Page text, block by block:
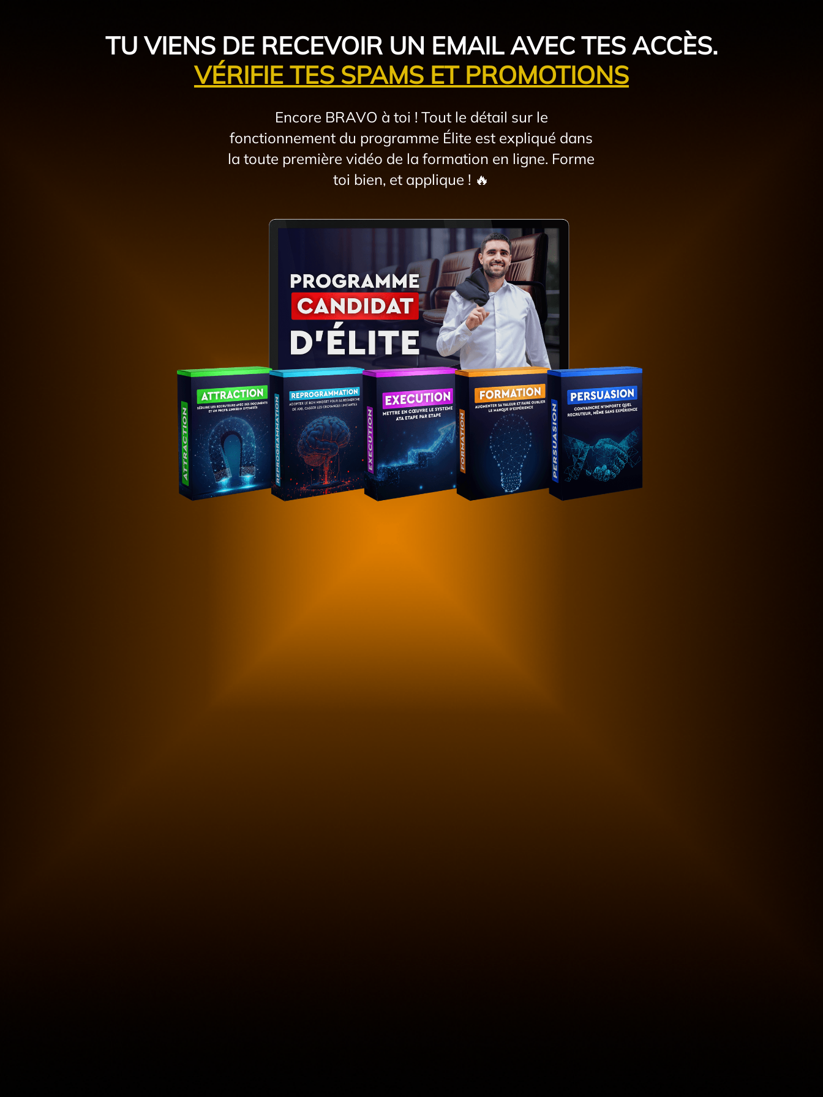
TU VIENS DE RECEVOIR UN EMAIL AVEC TES ACCÈS.
VÉRIFIE TES SPAMS ET PROMOTIONS
Encore BRAVO à toi ! Tout le détail sur le
fonctionnement du programme Élite est expliqué dans
la toute première vidéo de la formation en ligne. Forme
toi bien, et applique ! 🔥